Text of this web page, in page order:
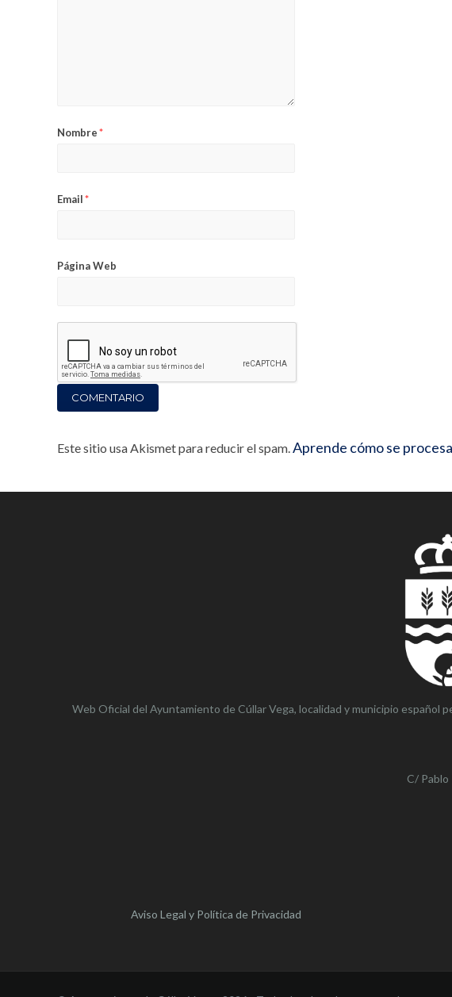
Nombre*
Email*
Página Web
Este sitio usa Akismet para reducir el spam.Aprende cómo se
Web Oficial del Ayuntamiento de Cúllar Vega, localidad y municipio español
C/ Pablo
Aviso Legal y Política de Privacidad